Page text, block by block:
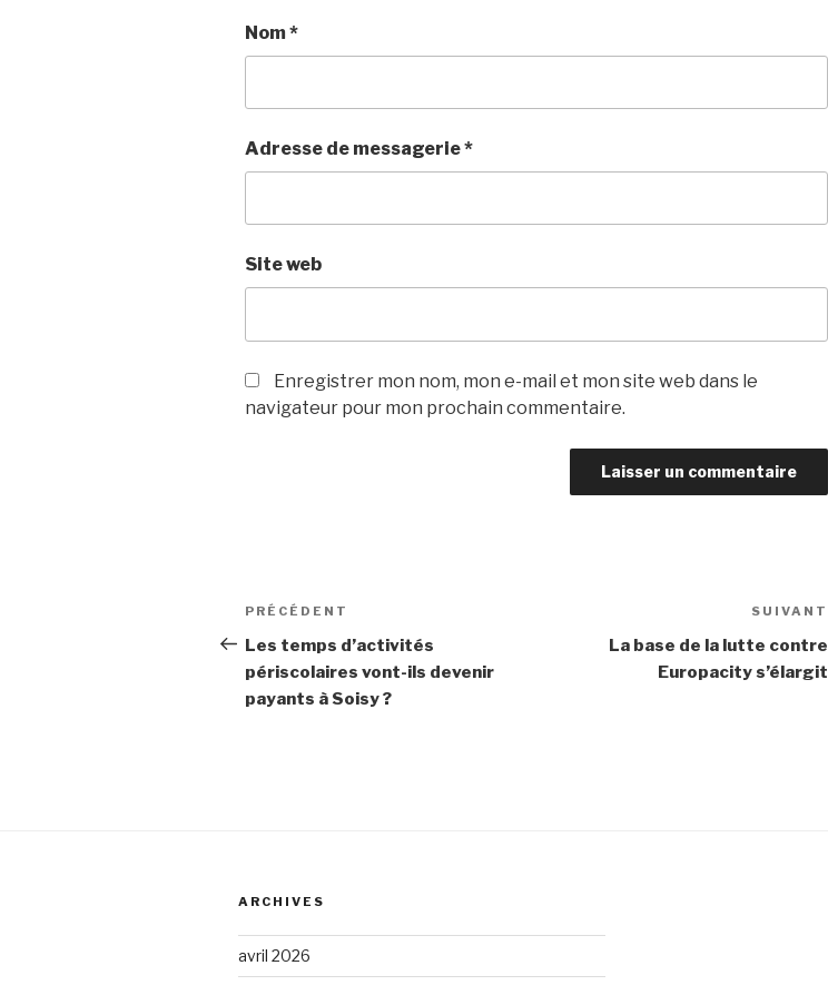
Nom*
Adresse de messagerie*
Site web
Enregistrer mon nom, mon e-mail et mon site web dans le
navigateur pour mon prochain commentaire.
Navigation
de
l’article
Article
précédent
PRÉCÉDENT
Les temps d’activités
périscolaires vont-ils devenir
payants à Soisy ?
SUIVANT
La base de la lutte contre
Europacity s’élargit
ARCHIVES
avril 2026